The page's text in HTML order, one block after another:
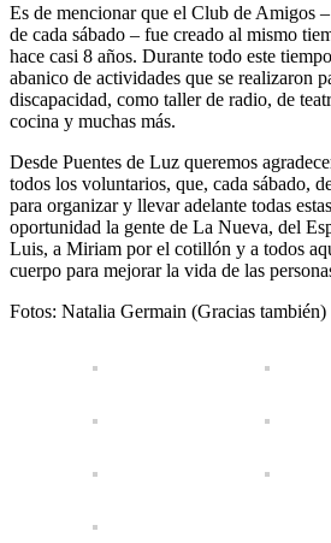
Es de mencionar que el Club de Amigos
de cada sábado – fue creado al mismo
hace casi 8 años. Durante todo este
abanico de actividades que se realizaron
discapacidad, como taller de radio, de
cocina y muchas más.
Desde Puentes de Luz queremos
todos los voluntarios, que, cada sábado,
para organizar y llevar adelante todas
oportunidad la gente de La Nueva, del
Luis, a Miriam por el cotillón y a todos
cuerpo para mejorar la vida de las
Fotos: Natalia Germain (Gracias también)